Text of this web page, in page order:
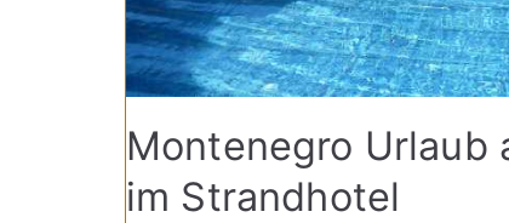
Montenegro Urlaub
im Strandhotel